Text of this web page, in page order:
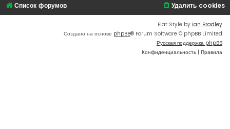
Список форумов Удалить cookies
Flat Style by Ian Bradley
Создано на основе phpBB® Forum Software © phpBB Limited
Русская поддержка phpBB
Конфиденциальность | Правила